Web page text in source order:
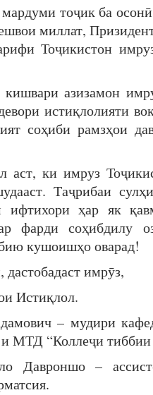
тоҷик ба
миллат,
Тоҷикистон
азизамон
истиқлолияти
соҳиби рамзҳои
аст, ки имруз
Таҷрибаи
ҳар як
фарди соҳибдилу
кушоишҳо оварад!
имрӯз,
Истиқлол.
– мудири
МТД “Коллеҷи
Давроншо –